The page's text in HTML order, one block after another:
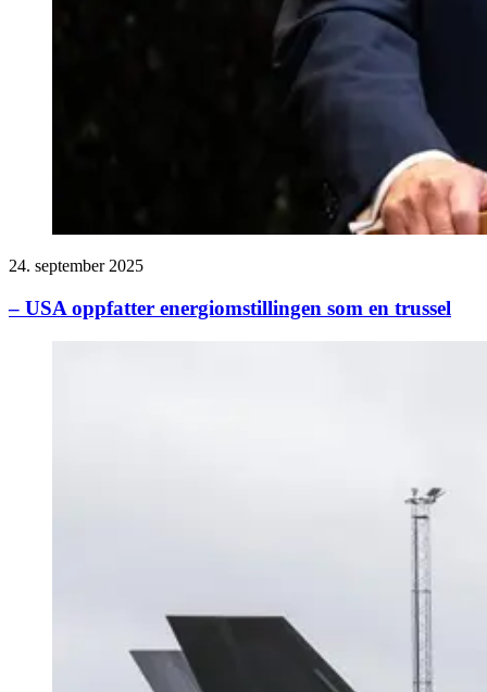
24. september 2025
– USA oppfatter energiomstillingen som en trussel